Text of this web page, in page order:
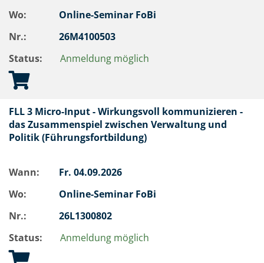
Wo:
Online-Seminar FoBi
Nr.:
26M4100503
Status:
Anmeldung möglich
FLL 3 Micro-Input - Wirkungsvoll kommunizieren -
das Zusammenspiel zwischen Verwaltung und
Politik (Führungsfortbildung)
Wann: Fr. 04.09.2026
Wo:
Online-Seminar FoBi
Nr.:
26L1300802
Status:
Anmeldung möglich